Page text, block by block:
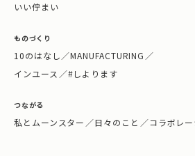
いい佇まい
ものづくり
10のはなし ／MANUFACTURING ／
インユース ／#しよります
つながる
私とムーンスター ／日々のこと ／コラボレ